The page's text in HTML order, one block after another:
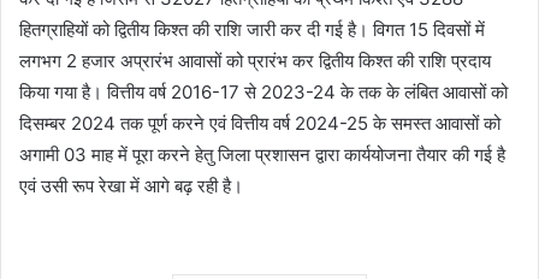
हितग्राहियों को द्वितीय किश्त की राशि जारी कर दी गई है। विगत 15 दिवसों में
लगभग 2 हजार अप्रारंभ आवासों को प्रारंभ कर द्वितीय किश्त की राशि प्रदाय
किया गया है। वित्तीय वर्ष 2016-17 से 2023-24 के तक के लंबित आवासों को
दिसम्बर 2024 तक पूर्ण करने एवं वित्तीय वर्ष 2024-25 के समस्त आवासों को
अगामी 03 माह में पूरा करने हेतु जिला प्रशासन द्वारा कार्ययोजना तैयार की गई है
एवं उसी रूप रेखा में आगे बढ़ रही है।